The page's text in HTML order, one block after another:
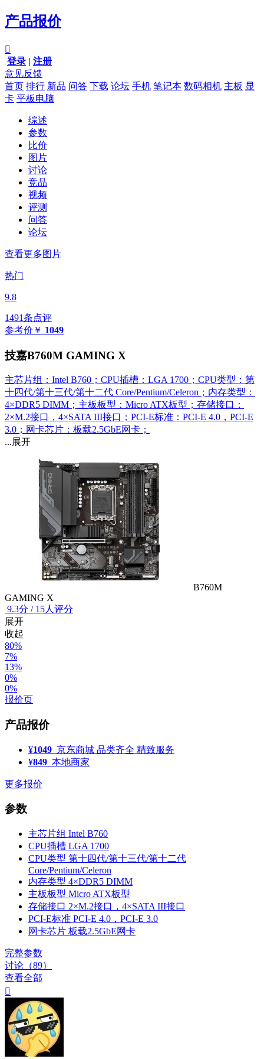
产品报价

登录 | 注册
意见反馈
首页 排行 新品 问答 下载 论坛 手机 笔记本 数码相机 主板 显
卡 平板电脑
综述
参数
比价
图片
讨论
竞品
视频
评测
问答
论坛
查看更多图片
热门
9.8
1491条点评
参考价 ￥ 1049
技嘉B760M GAMING X
主芯片组：Intel B760；CPU插槽：LGA 1700；CPU类型：第
十四代/第十三代/第十二代 Core/Pentium/Celeron；内存类型：
4×DDR5 DIMM；主板板型：Micro ATX板型；存储接口：
2×M.2接口，4×SATA III接口；PCI-E标准：PCI-E 4.0，PCI-E
3.0；网卡芯片：板载2.5GbE网卡；
...展开
B760M
GAMING X
9.3分 / 15人评分
展开
收起
80%
7%
13%
0%
0%
报价页
产品报价
¥1049 京东商城 品类齐全 精致服务
¥849 本地商家
更多报价
参数
主芯片组 Intel B760
CPU插槽 LGA 1700
CPU类型 第十四代/第十三代/第十二代
Core/Pentium/Celeron
内存类型 4×DDR5 DIMM
主板板型 Micro ATX板型
存储接口 2×M.2接口，4×SATA III接口
PCI-E标准 PCI-E 4.0，PCI-E 3.0
网卡芯片 板载2.5GbE网卡
完整参数
讨论（89）
查看全部
